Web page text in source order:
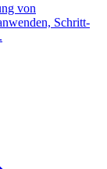
von
Schritt-